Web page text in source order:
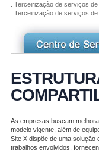
. Terceirização de serviços
. Terceirização de serviços
As empresas buscam
modelo vigente, além de
Site X dispõe de uma
trabalhos envolvidos,